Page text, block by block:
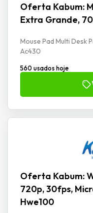
Oferta Kabum:
Extra Grande,
Mouse Pad Multi Desk
Ac430
560 usados hoje
Oferta Kabum:
720p, 30fps,
Hwe100